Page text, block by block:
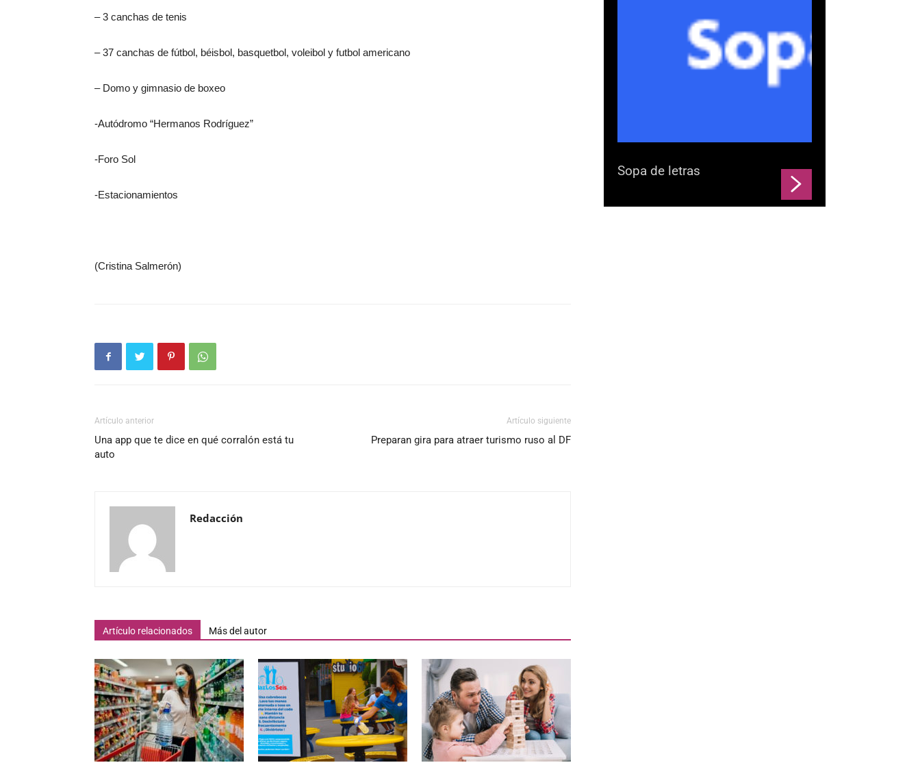
– 3 canchas de tenis
– 37 canchas de fútbol, béisbol, basquetbol, voleibol y futbol americano
– Domo y gimnasio de boxeo
-Autódromo “Hermanos Rodríguez”
-Foro Sol
-Estacionamientos
(Cristina Salmerón)
Artículo anterior
Una app que te dice en qué corralón está tu
auto
Artículo siguiente
Preparan gira para atraer turismo ruso al DF
Redacción
Artículo relacionados Más del autor
Sopa de letras